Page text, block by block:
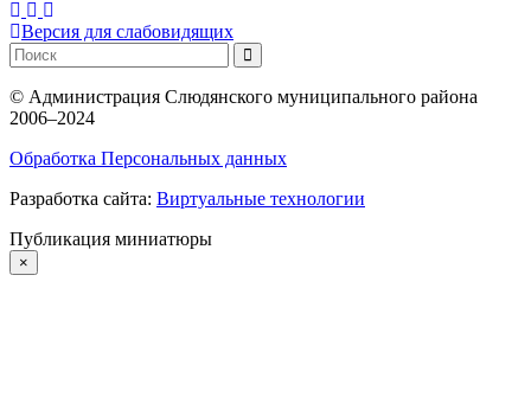
Версия для слабовидящих
© Администрация Слюдянского муниципального района
2006–2024
Обработка Персональных данных
Разработка сайта: Виртуальные технологии
Публикация миниатюры
×